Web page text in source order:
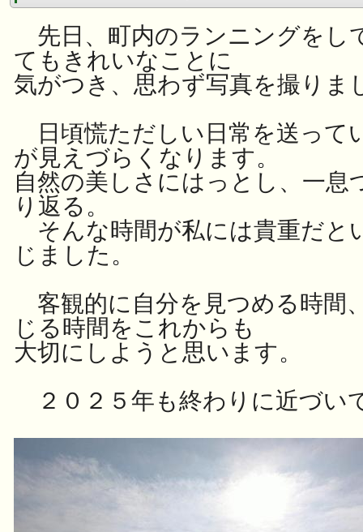
先日、町内のランニングをし
てもきれいなことに
気がつき、思わず写真を撮りま
日頃慌ただしい日常を送って
が見えづらくなります。
自然の美しさにはっとし、一息
り返る。
そんな時間が私には貴重だと
じました。
客観的に自分を見つめる時間
じる時間をこれからも
大切にしようと思います。
２０２５年も終わりに近づい